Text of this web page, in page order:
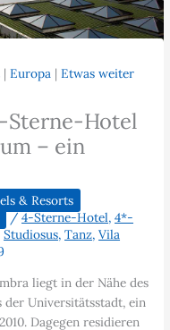
|Europa |Etwas weiter
Sterne-Hotel
– ein
& Resorts
/4-Sterne-Hotel,4*-
Studiosus,Tanz,Vila
liegt in der Nähe des
Universitätsstadt, ein
Dagegen residieren